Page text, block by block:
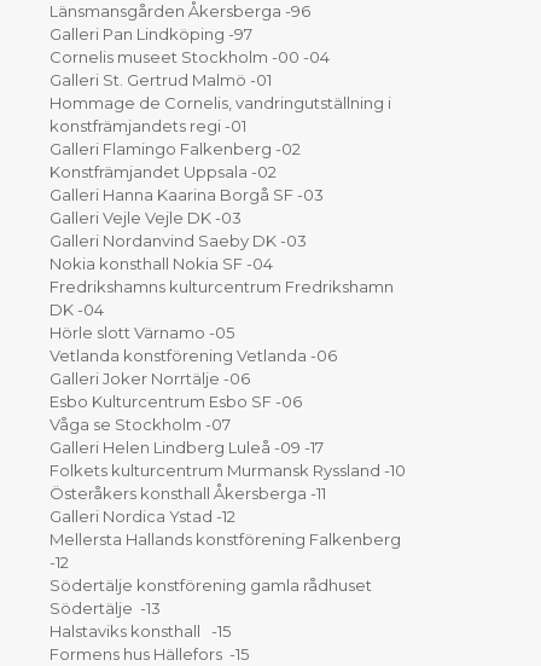
Länsmansgården Åkersberga -96
Galleri Pan Lindköping -97
Cornelis museet Stockholm -00 -04
Galleri St. Gertrud Malmö -01
Hommage de Cornelis, vandringutställning i
konstfrämjandets regi -01
Galleri Flamingo Falkenberg -02
Konstfrämjandet Uppsala -02
Galleri Hanna Kaarina Borgå SF -03
Galleri Vejle Vejle DK -03
Galleri Nordanvind Saeby DK -03
Nokia konsthall Nokia SF -04
Fredrikshamns kulturcentrum Fredrikshamn
DK -04
Hörle slott Värnamo -05
Vetlanda konstförening Vetlanda -06
Galleri Joker Norrtälje -06
Esbo Kulturcentrum Esbo SF -06
Våga se Stockholm -07
Galleri Helen Lindberg Luleå -09 -17
Folkets kulturcentrum Murmansk Ryssland -10
Österåkers konsthall Åkersberga -11
Galleri Nordica Ystad -12
Mellersta Hallands konstförening Falkenberg
-12
Södertälje konstförening gamla rådhuset
Södertälje -13
Halstaviks konsthall -15
Formens hus Hällefors -15